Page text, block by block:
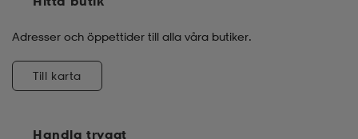
Handla tryggt
Adresser och öppettider till alla våra butiker.
Till karta